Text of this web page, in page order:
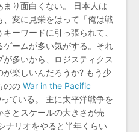
り面白くない。 日本人は
変に見栄をはって「俺は戦
ーワードに引っ張られて、
ームが多い気がする。それ
多いから、ロジスティクス
楽しいんだろうか? もう少
のの War in the Pacific
ている。 主に太平洋戦争を
とスケールの大きさが売
ナリオをやると半年くらい